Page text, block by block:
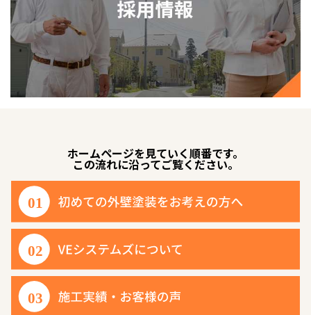
ホームページを見ていく順番です。
この流れに沿ってご覧ください。